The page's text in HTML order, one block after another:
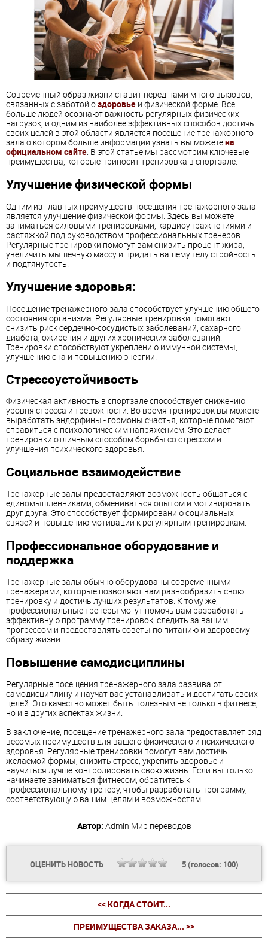
Современный образ жизни ставит перед нами много вызовов,
связанных с заботой оздоровье и физической форме. Все
больше людей осознают важность регулярных физических
нагрузок, и одним из наиболее эффективных способов достичь
своих целей в этой области является посещение тренажорного
зала о котором больше информации узнать вы можетена
официальном сайте. В этой статье мы рассмотрим ключевые
преимущества, которые приносит тренировка в спортзале.
Улучшение физической формы
Одним из главных преимуществ посещения тренажорного зала
является улучшение физической формы. Здесь вы можете
заниматься силовыми тренировками, кардиоупражнениями и
растяжкой под руководством профессиональных тренеров.
Регулярные тренировки помогут вам снизить процент жира,
увеличить мышечную массу и придать вашему телу стройность
и подтянутость.
Улучшение здоровья:
Посещение тренажерного зала способствует улучшению общего
состояния организма. Регулярные тренировки помогают
снизить риск сердечно-сосудистых заболеваний, сахарного
диабета, ожирения и других хронических заболеваний.
Тренировки способствуют укреплению иммунной системы,
улучшению сна и повышению энергии.
Стрессоустойчивость
Физическая активность в спортзале способствует снижению
уровня стресса и тревожности. Во время тренировок вы можете
выработать эндорфины - гормоны счастья, которые помогают
справиться с психологическим напряжением. Это делает
тренировки отличным способом борьбы со стрессом и
улучшения психического здоровья.
Социальное взаимодействие
Тренажерные залы предоставляют возможность общаться с
единомышленниками, обмениваться опытом и мотивировать
друг друга. Это способствует формированию социальных
связей и повышению мотивации к регулярным тренировкам.
Профессиональное оборудование и
поддержка
Тренажерные залы обычно оборудованы современными
тренажерами, которые позволяют вам разнообразить свою
тренировку и достичь лучших результатов. К тому же,
профессиональные тренеры могут помочь вам разработать
эффективную программу тренировок, следить за вашим
прогрессом и предоставлять советы по питанию и здоровому
образу жизни.
Повышение самодисциплины
Регулярные посещения тренажерного зала развивают
самодисциплину и научат вас устанавливать и достигать своих
целей. Это качество может быть полезным не только в фитнесе,
но и в других аспектах жизни.
В заключение, посещение тренажерного зала предоставляет ряд
весомых преимуществ для вашего физического и психического
здоровья. Регулярные тренировки помогут вам достичь
желаемой формы, снизить стресс, укрепить здоровье и
научиться лучше контролировать свою жизнь. Если вы только
начинаете заниматься фитнесом, обратитесь к
профессиональному тренеру, чтобы разработать программу,
соответствующую вашим целям и возможностям.
Автор: Admin Мир переводов
ОЦЕНИТЬ НОВОСТЬ 5(голосов: 100)
<< КОГДА СТОИТ...
ПРЕИМУЩЕСТВА ЗАКАЗА... >>